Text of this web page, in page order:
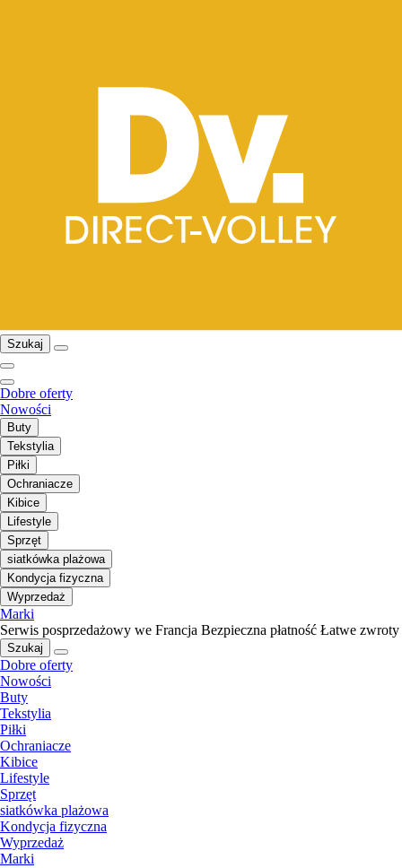
Szukaj
Dobre oferty
Nowości
Buty
Tekstylia
Piłki
Ochraniacze
Kibice
Lifestyle
Sprzęt
siatkówka plażowa
Kondycja fizyczna
Wyprzedaż
Marki
Serwis posprzedażowy we Francja Bezpieczna płatność Łatwe zwroty
Szukaj
Dobre oferty
Nowości
Buty
Tekstylia
Piłki
Ochraniacze
Kibice
Lifestyle
Sprzęt
siatkówka plażowa
Kondycja fizyczna
Wyprzedaż
Marki